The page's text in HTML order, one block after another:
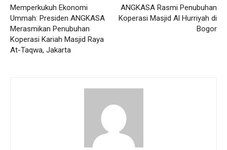
Memperkukuh Ekonomi
Ummah: Presiden ANGKASA
Merasmikan Penubuhan
Koperasi Kariah Masjid Raya
At-Taqwa, Jakarta
ANGKASA Rasmi Penubuhan
Koperasi Masjid Al Hurriyah di
Bogor